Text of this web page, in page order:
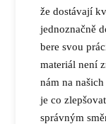
že dostávají
jednoznačně
bere svou
materiál není
nám na
je co
správným